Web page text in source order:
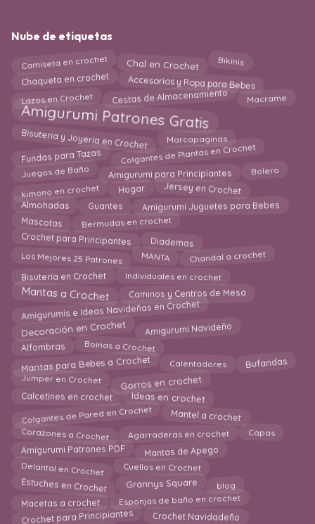
Nube de etiquetas
Camiseta en crochet Chal en Crochet Bikinis
Chaqueta en crochet Accesorios y Ropa para Bebes
Lazos en Crochet Cestas de Almacenamiento Macrame
Amigurumi Patrones Gratis
Bisuteria y Joyeria en Crochet Marcapaginas
Fundas para Tazas Colgantes de Plantas en Crochet
Juegos de Baño Amigurumi para Principiantes Bolero
kimono en crochet Hogar Jersey en Crochet
Almohadas Guantes Amigurumi Juguetes para Bebes
Mascotas Bermudas en crochet
Crochet para Principantes Diademas
Los Mejores 25 Patrones MANTA Chandal a crochet
Bisutería en Crochet Individuales en crochet
Mantas a Crochet Caminos y Centros de Mesa
Amigurumis e Ideas Navideñas en Crochet
Decoración en Crochet Amigurumi Navideño
Alfombras Boinas a Crochet
Mantas para Bebes a Crochet Calentadores Bufandas
Jumper en Crochet Gorros en crochet
Calcetines en crochet Ideas en crochet
Colgantes de Pared en Crochet Mantel a crochet
Corazones a Crochet Agarraderas en crochet Capas
Amigurumi Patrones PDF Mantas de Apego
Delantal en Crochet Cuellos en Crochet
Estuches en Crochet Grannys Square blog
Macetas a crochet Esponjas de baño en crochet
Crochet para Principiantes Crochet Navidadeño